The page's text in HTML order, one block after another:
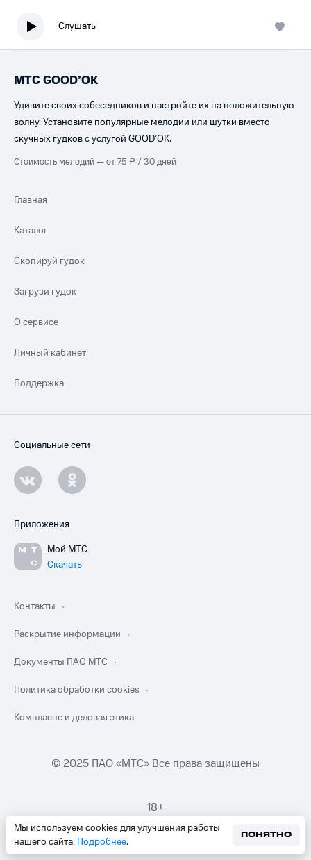
Слушать
Мы используем cookies для улучшения работы
нашего сайта. Подробнее.
ПОНЯТНО
МТС GOOD’OK
Удивите своих собеседников и настройте их на положительную
волну. Установите популярные мелодии или шутки вместо
скучных гудков с услугой GOOD’OK.
Стоимость мелодий — от 75 ₽ / 30 дней
Главная
Каталог
Скопируй гудок
Загрузи гудок
О сервисе
Личный кабинет
Поддержка
Социальные сети
Приложения
Мой МТС
Скачать
Контакты
Раскрытие информации
Документы ПАО МТС
Политика обработки cookies
Комплаенс и деловая этика
© 2025 ПАО «МТС» Все права защищены
18+